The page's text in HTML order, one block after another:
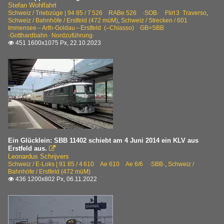
Stefan Wohlfahrt
Schweiz / Triebzüge | 94 85 / 7 526 RABe 526 ·SOB· Flirt⁠ 3 Traverso,
Schweiz / Bahnhöfe / Erstfeld (472 müM), Schweiz / Strecken / 601
Immensee – Arth-Goldau – Erstfeld (–Chiasso) GB>SBB
·Gotthardbahn · Nordzuführung·
 451 1600x1075 Px, 22.10.2023
Ein Glücklein: SBB 11402 schiebt am 4 Juni 2014 ein KLV aus
Erstfeld aus. 
Leonardus Schrijvers
Schweiz / E-Loks | 91 85 / 4 610 Ae 610 Ae 6/6 ·SBB·, Schweiz /
Bahnhöfe / Erstfeld (472 müM)
 436 1200x802 Px, 06.11.2022